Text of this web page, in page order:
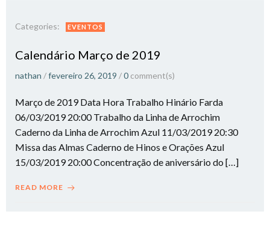
Categories: EVENTOS
Calendário Março de 2019
nathan /fevereiro 26, 2019 /0 comment(s)
Março de 2019 Data Hora Trabalho Hinário Farda
06/03/2019 20:00 Trabalho da Linha de Arrochim
Caderno da Linha de Arrochim Azul 11/03/2019 20:30
Missa das Almas Caderno de Hinos e Orações Azul
15/03/2019 20:00 Concentração de aniversário do […]
READ MORE